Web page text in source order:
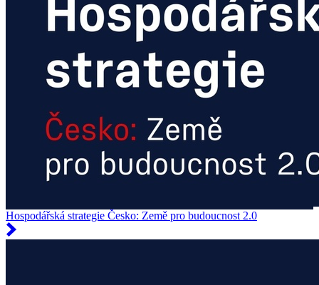
Hospodářská strategie Česko: Země pro budoucnost 2.0